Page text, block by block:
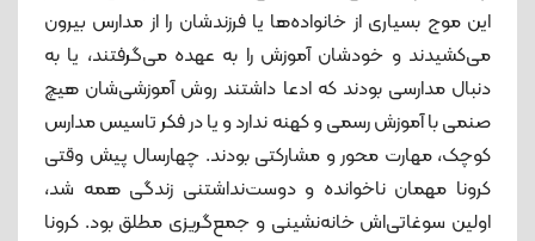
این موج بسیاری از خانواده‌ها یا فرزندشان را از مدارس بیرون
می‌کشیدند و خودشان آموزش را به عهده می‌گرفتند، یا به
دنبال مدارسی بودند که ادعا داشتند روش آموزشی‌شان هیچ
صنمی با آموزش رسمی و کهنه‌ ندارد و یا در فکر تاسیس مدارس
کوچک، مهارت محور و مشارکتی بودند. چهارسال پیش وقتی
کرونا مهمان ناخوانده و دوست‌نداشتنی زندگی همه شد،
اولین سوغاتی‌اش خانه‌نشینی و جمع‌گریزی مطلق بود. کرونا